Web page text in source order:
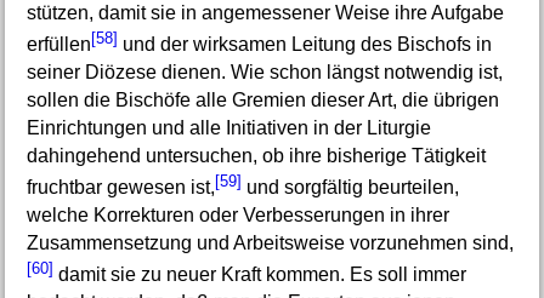
stützen, damit sie in angemessener Weise ihre Aufgabe
erfüllen[58] und der wirksamen Leitung des Bischofs in
seiner Diözese dienen. Wie schon längst notwendig ist,
sollen die Bischöfe alle Gremien dieser Art, die übrigen
Einrichtungen und alle Initiativen in der Liturgie
dahingehend untersuchen, ob ihre bisherige Tätigkeit
fruchtbar gewesen ist, [59] und sorgfältig beurteilen,
welche Korrekturen oder Verbesserungen in ihrer
Zusammensetzung und Arbeitsweise vorzunehmen sind,
[60] damit sie zu neuer Kraft kommen. Es soll immer